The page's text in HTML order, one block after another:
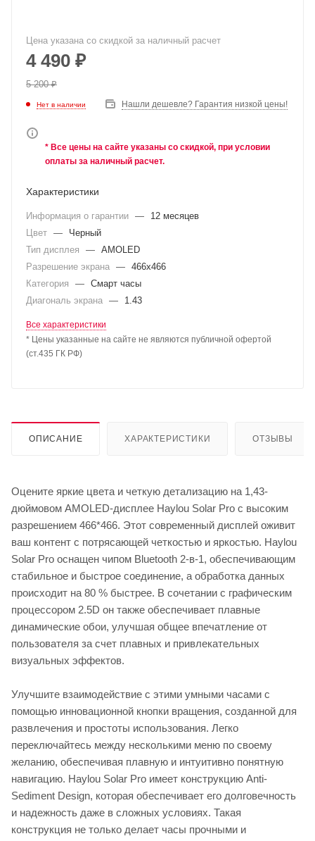
Цена указана со скидкой за наличный расчет
4 490 ₽
5 200₽
Нет в наличии Нашли дешевле? Гарантия низкой цены!
* Все цены на сайте указаны со скидкой, при условии
оплаты за наличный расчет.
Характеристики
Информация о гарантии —
12 месяцев
Цвет —
Черный
Тип дисплея
— AMOLED
Разрешение экрана — 466x466
Категория
— Смарт часы
Диагональ экрана — 1.43
Все характеристики
* Цены указанные на сайте не являются публичной офертой
(ст.435 ГК РФ)
ОПИСАНИЕ ХАРАКТЕРИСТИКИ ОТЗЫВЫ
Оцените яркие цвета и четкую детализацию на 1,43-
дюймовом AMOLED-дисплее Haylou Solar Pro с высоким
разрешением 466*466. Этот современный дисплей оживит
ваш контент с потрясающей четкостью и яркостью. Haylou
Solar Pro оснащен чипом Bluetooth 2-в-1, обеспечивающим
стабильное и быстрое соединение, а обработка данных
происходит на 80 % быстрее. В сочетании с графическим
процессором 2.5D он также обеспечивает плавные
динамические обои, улучшая общее впечатление от
пользователя за счет плавных и привлекательных
визуальных эффектов.
Улучшите взаимодействие с этими умными часами с
помощью инновационной кнопки вращения, созданной для
развлечения и простоты использования. Легко
переключайтесь между несколькими меню по своему
желанию, обеспечивая плавную и интуитивно понятную
навигацию. Haylou Solar Pro имеет конструкцию Anti-
Sediment Design, которая обеспечивает его долговечность
и надежность даже в сложных условиях. Такая
конструкция не только делает часы прочными и